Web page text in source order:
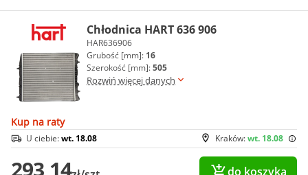
Chłodnica HART 636 906
HAR636906
Grubość [mm]: 16
Szerokość [mm]:505
Rozwiń więcej danych
Kup na raty
Kraków:wt. 18.08
U ciebie:wt. 18.08
do koszyka